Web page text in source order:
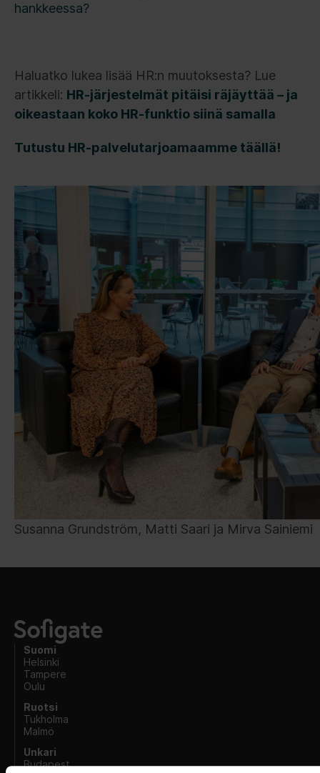
hankkeessa?
Haluatko lukea lisää HR:n muutoksesta? Lue
artikkeli: HR-järjestelmät pitäisi räjäyttää – ja
oikeastaan koko HR-funktio siinä samalla
Tutustu HR-palvelutarjoamaamme täällä!
Susanna Grundström, Matti Saari ja Mirva Sainiemi
Suomi
Helsinki
Tampere
Oulu
Ruotsi
Tukholma
Malmö
Unkari
Budapest